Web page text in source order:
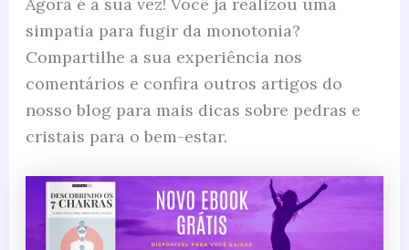
simpatia para fugir da monotonia?
Compartilhe a sua experiência nos
comentários e confira outros artigos do
nosso blog para mais dicas sobre pedras e
cristais para o bem-estar.